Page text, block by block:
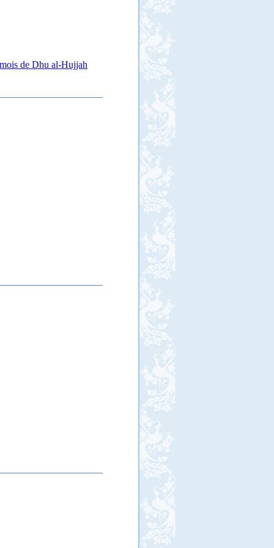
de Dhu al-Hujjah